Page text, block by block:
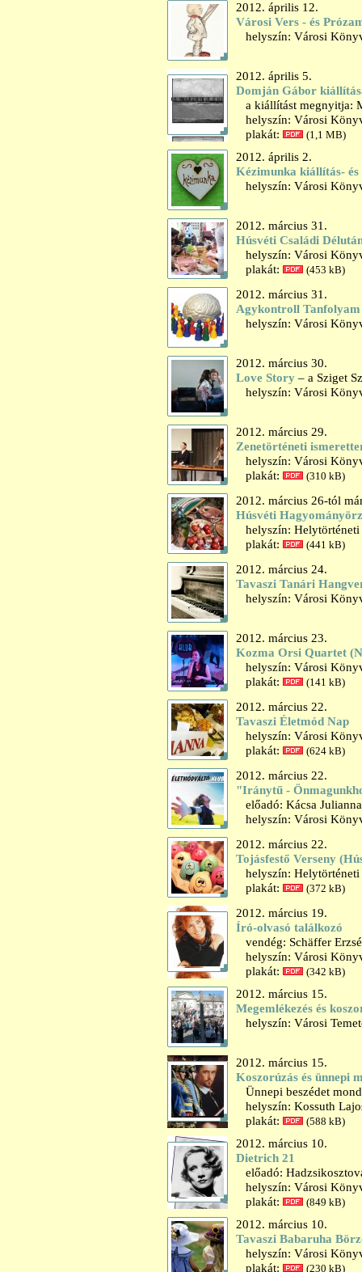
2012. április 12.
Városi Vers - és
helyszín: Városi
2012. április 5.
Domján Gábor
a kiállítást megnyitja:
helyszín: Városi
plakát:
(1,1 MB)
2012. április 2.
Kézimunka kiállítás- és
helyszín: Városi
2012. március 31.
Húsvéti Családi
helyszín: Városi
plakát:
(453 kB)
2012. március 31.
Agykontroll Tanfolyam
helyszín: Városi
2012. március 30.
Love Story – a Sziget
helyszín: Városi
2012. március 29.
Zenetörténeti
helyszín: Városi
plakát:
(310 kB)
2012. március 26-tól
Húsvéti
helyszín: Helytörténeti
plakát:
(441 kB)
2012. március 24.
Tavaszi Tanári
helyszín: Városi
2012. március 23.
Kozma Orsi Quartet
helyszín: Városi
plakát:
(141 kB)
2012. március 22.
Tavaszi Életmód Nap
helyszín: Városi
plakát:
(624 kB)
2012. március 22.
"Iránytű -
előadó: Kácsa
helyszín: Városi
2012. március 22.
Tojásfestő Verseny
helyszín: Helytörténeti
plakát:
(372 kB)
2012. március 19.
Író-olvasó találkozó
vendég: Schäffer
helyszín: Városi
plakát:
(342 kB)
2012. március 15.
Megemlékezés és
helyszín: Városi
2012. március 15.
Koszorúzás és ünnepi
Ünnepi beszédet
helyszín: Kossuth
plakát:
(588 kB)
2012. március 10.
Dietrich 21
előadó:
helyszín: Városi
plakát:
(849 kB)
2012. március 10.
Tavaszi Babaruha
helyszín: Városi
plakát:
(230 kB)